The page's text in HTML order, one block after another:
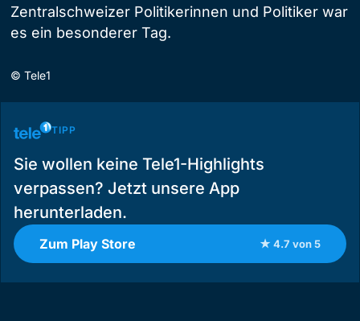
Zentralschweizer Politikerinnen und Politiker war
es ein besonderer Tag.
© Tele1
TIPP
Sie wollen keine Tele1-Highlights
verpassen? Jetzt unsere App
herunterladen.
Zum Play Store ★ 4.7 von 5